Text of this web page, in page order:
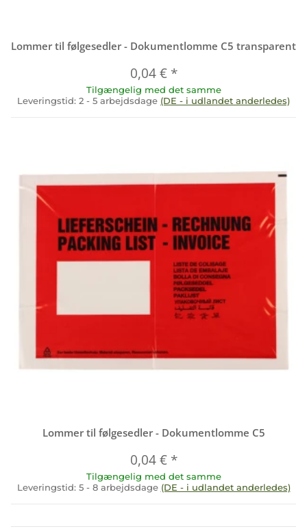
Lommer til følgesedler - Dokumentlomme C5 transparent
0,04 € *
Tilgængelig med det samme
Leveringstid: 2 - 5 arbejdsdage (DE - i udlandet anderledes)
Lommer til følgesedler - Dokumentlomme C5
0,04 € *
Tilgængelig med det samme
Leveringstid: 5 - 8 arbejdsdage (DE - i udlandet anderledes)